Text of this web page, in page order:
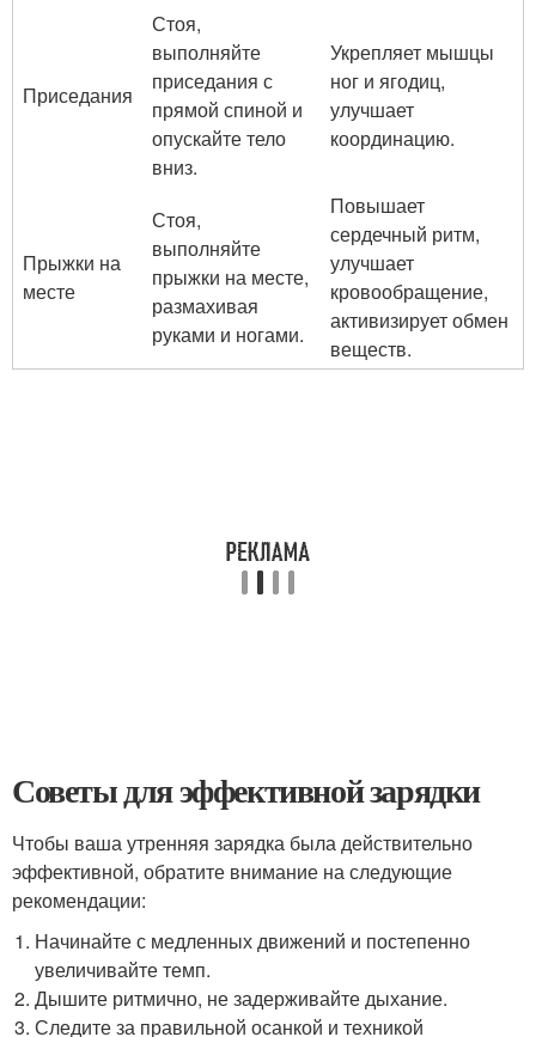
Приседания
Стоя,
выполняйте
приседания с
прямой спиной и
опускайте тело
вниз.
Укрепляет мышцы
ног и ягодиц,
улучшает
координацию.
Прыжки на
месте
Стоя,
выполняйте
прыжки на месте,
размахивая
руками и ногами.
Повышает
сердечный ритм,
улучшает
кровообращение,
активизирует обмен
веществ.
Советы для эффективной зарядки
Чтобы ваша утренняя зарядка была действительно
эффективной, обратите внимание на следующие
рекомендации:
Начинайте с медленных движений и постепенно
увеличивайте темп.
Дышите ритмично, не задерживайте дыхание.
Следите за правильной осанкой и техникой